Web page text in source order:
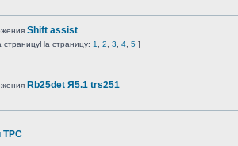
Shift assist
На страницу: 1 2 3 4 5 ]
Rb25det Я5.1 trs251
ТРС